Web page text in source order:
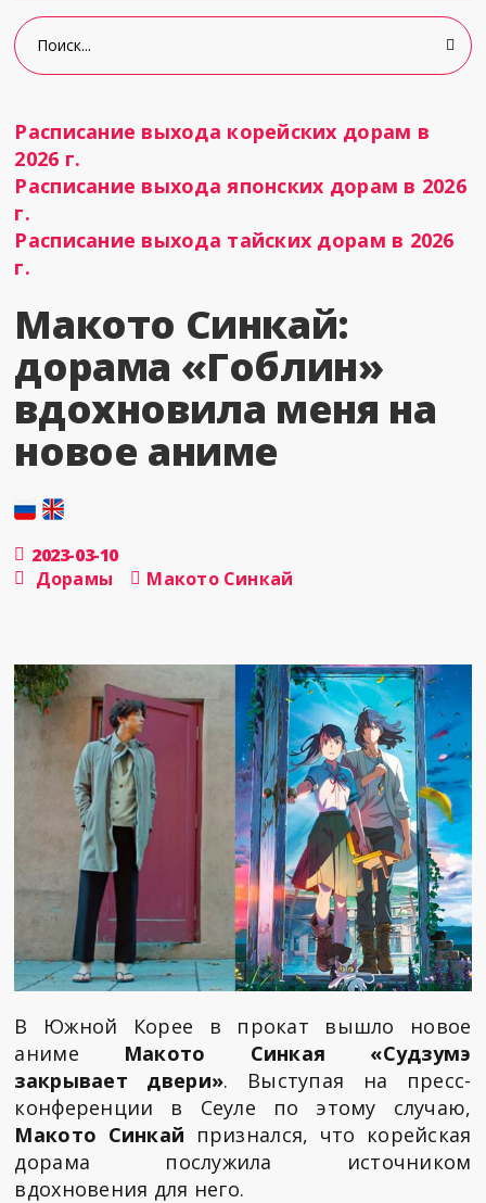
Расписание выхода корейских дорам в
2026 г.
Расписание выхода японских дорам в 2026
г.
Расписание выхода тайских дорам в 2026
г.
Макото Синкай:
дорама «Гоблин»
вдохновила меня на
новое аниме
2023-03-10
Дорамы
Макото Синкай
В Южной Корее в прокат вышло новое
аниме Макото Синкая «Судзумэ
закрывает двери». Выступая на пресс-
конференции в Сеуле по этому случаю,
Макото Синкай признался, что корейская
дорама послужила источником
вдохновения для него.